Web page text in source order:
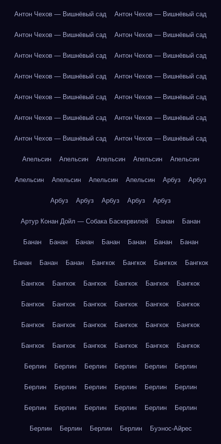
Антон Чехов — Вишнёвый сад Антон Чехов — Вишнёвый сад
Антон Чехов — Вишнёвый сад Антон Чехов — Вишнёвый сад
Антон Чехов — Вишнёвый сад Антон Чехов — Вишнёвый сад
Антон Чехов — Вишнёвый сад Антон Чехов — Вишнёвый сад
Антон Чехов — Вишнёвый сад Антон Чехов — Вишнёвый сад
Антон Чехов — Вишнёвый сад Антон Чехов — Вишнёвый сад
Антон Чехов — Вишнёвый сад Антон Чехов — Вишнёвый сад
Апельсин Апельсин Апельсин Апельсин Апельсин
Апельсин Апельсин Апельсин Апельсин Арбуз Арбуз
Арбуз Арбуз Арбуз Арбуз Арбуз
Артур Конан Дойл — Собака Баскервилей Банан Банан
Банан Банан Банан Банан Банан Банан Банан
Банан Банан Банан Бангкок Бангкок Бангкок Бангкок
Бангкок Бангкок Бангкок Бангкок Бангкок Бангкок
Бангкок Бангкок Бангкок Бангкок Бангкок Бангкок
Бангкок Бангкок Бангкок Бангкок Бангкок Бангкок
Бангкок Бангкок Бангкок Бангкок Бангкок Бангкок
Берлин Берлин Берлин Берлин Берлин Берлин
Берлин Берлин Берлин Берлин Берлин Берлин
Берлин Берлин Берлин Берлин Берлин Берлин
Берлин Берлин Берлин Берлин Буэнос-Айрес